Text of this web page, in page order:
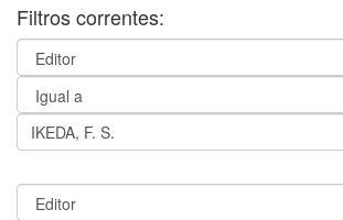
Filtros correntes: